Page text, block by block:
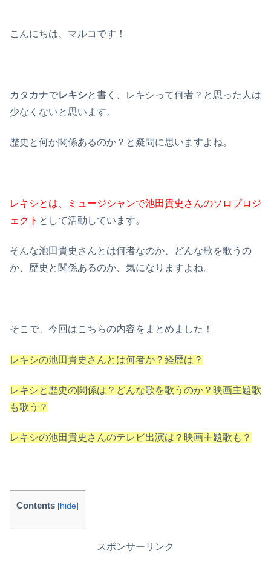
こんにちは、マルコです！
カタカナでレキシと書く、レキシって何者？と思った人は
少なくないと思います。
歴史と何か関係あるのか？と疑問に思いますよね。
レキシとは、ミュージシャンで池田貴史さんのソロプロジ
ェクト として活動しています。
そんな池田貴史さんとは何者なのか、どんな歌を歌うの
か、歴史と関係あるのか、気になりますよね。
そこで、今回はこちらの内容をまとめました！
レキシの池田貴史さんとは何者か？経歴は？
レキシと歴史の関係は？どんな歌を歌うのか？映画主題歌
も歌う？
レキシの池田貴史さんのテレビ出演は？映画主題歌も？
Contents [hide]
スポンサーリンク